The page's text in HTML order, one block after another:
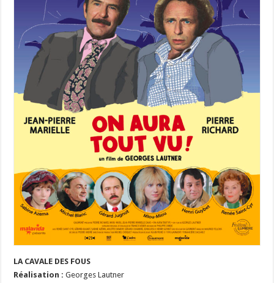
LA CAVALE DES FOUS
Réalisation :Georges Lautner